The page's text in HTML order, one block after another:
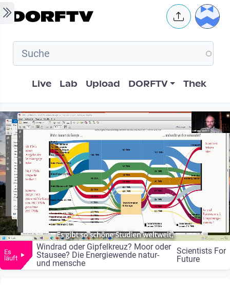
Skip to main content User
Hauptnavigation
Live Lab Upload DORFTV Thek
Es
läuft
Windrad oder Gipfelkreuz? Moor oder
Stausee? Die Energiewende natur-
und mensche
Scientists For
Future